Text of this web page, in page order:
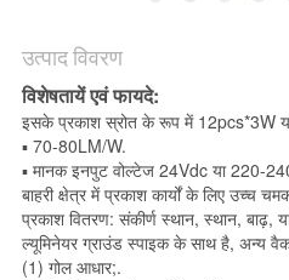
उत्पाद विवरण
विशेषतायें एवं फायदे:
इसके प्रकाश स्रोत के रूप में 12pcs*3W
▪ 70-80LM/W.
▪ मानक इनपुट वोल्टेज 24Vdc या 220-
बाहरी क्षेत्र में प्रकाश कार्यों के लिए उच्च
प्रकाश वितरण: संकीर्ण स्थान, स्थान, बाढ़,
ल्यूमिनेयर ग्राउंड स्पाइक के साथ है, अन्य
(1) गोल आधार;.